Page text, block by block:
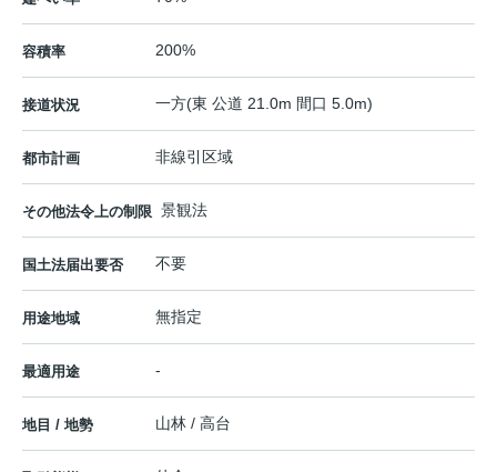
容積率 200%
接道状況 一方(東 公道 21.0m 間口 5.0m)
都市計画 非線引区域
その他法令上の制限 景観法
国土法届出要否 不要
用途地域 無指定
最適用途 -
地目 / 地勢 山林 / 高台